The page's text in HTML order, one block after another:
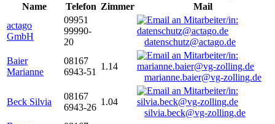
Name
Telefon Zimmer
Mail
actago
GmbH
09951
99990-
20
datenschutz@actago.de
Baier
Marianne
08167
6943-51
1.14
marianne.baier@vg-zolling.de
Beck Silvia
08167
6943-26
1.04
silvia.beck@vg-zolling.de